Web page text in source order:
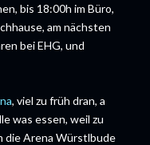
bis 18:00h im Büro,
am nächsten
bei EHG, und
, viel zu früh dran, a
was essen, weil zu
die Arena Würstlbude